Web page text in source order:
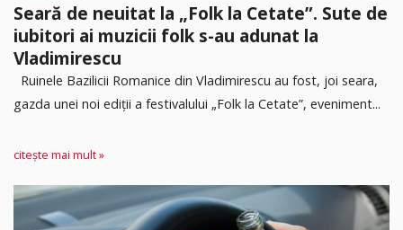
Seară de neuitat la „Folk la Cetate”. Sute de
iubitori ai muzicii folk s-au adunat la
Vladimirescu
Ruinele Bazilicii Romanice din Vladimirescu au fost, joi seara,
gazda unei noi ediții a festivalului „Folk la Cetate”, eveniment...
citește mai mult »